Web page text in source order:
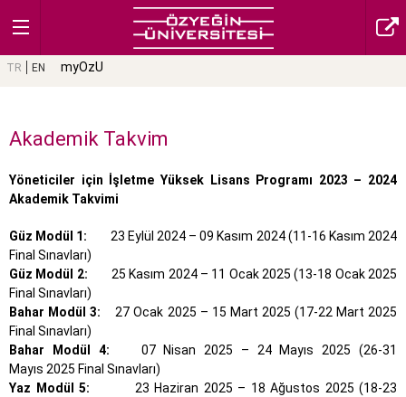
TR EN myOzU
Akademik Takvim
Yöneticiler için İşletme Yüksek Lisans Programı 2023 – 2024
Akademik Takvimi
Güz Modül 1: 23 Eylül 2024 – 09 Kasım 2024 (11-16 Kasım 2024
Final Sınavları)
Güz Modül 2: 25 Kasım 2024 – 11 Ocak 2025 (13-18 Ocak 2025
Final Sınavları)
Bahar Modül 3: 27 Ocak 2025 – 15 Mart 2025 (17-22 Mart 2025
Final Sınavları)
Bahar Modül 4: 07 Nisan 2025 – 24 Mayıs 2025 (26-31
Mayıs 2025 Final Sınavları)
Yaz Modül 5: 23 Haziran 2025 – 18 Ağustos 2025 (18-23